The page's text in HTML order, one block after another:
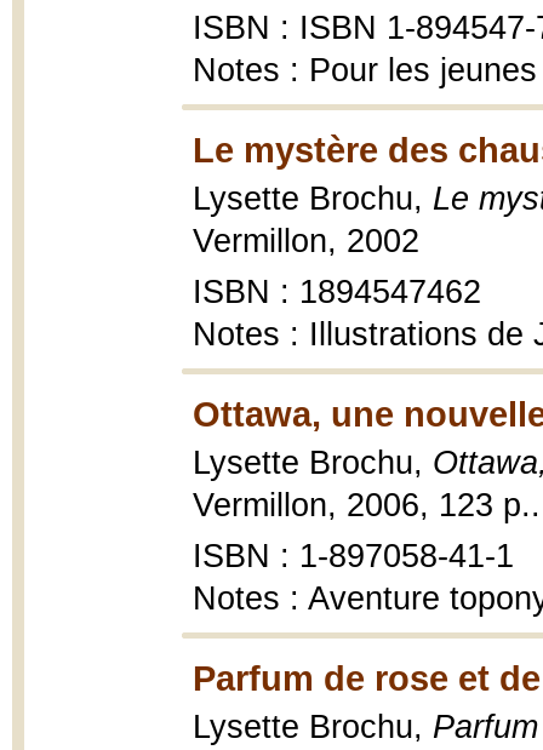
ISBN : ISBN 1-
Notes : Pour les
Le mystère des
Lysette Brochu, Le
Vermillon, 2002
ISBN : 1894547462
Notes : Illustrations de
Ottawa, une
Lysette Brochu,
Vermillon, 2006, 123 p..
ISBN : 1-897058-41-1
Notes : Aventure
Parfum de rose et
Lysette Brochu,